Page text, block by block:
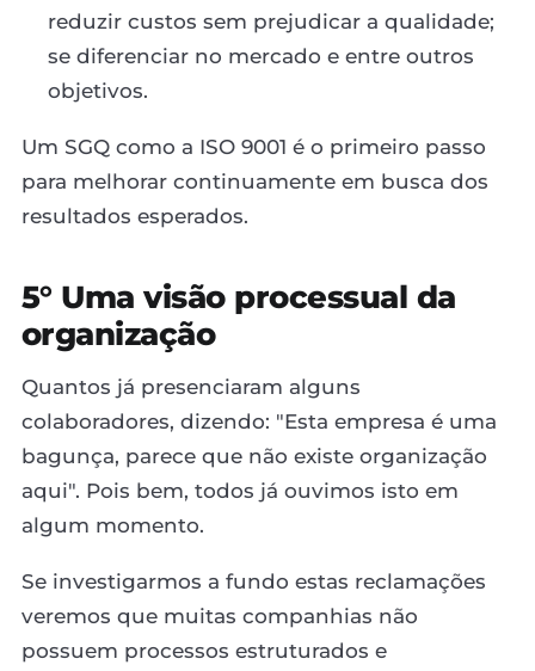
reduzir custos sem prejudicar a qualidade;
se diferenciar no mercado e entre outros
objetivos.
Um SGQ como a ISO 9001 é o primeiro passo
para melhorar continuamente em busca dos
resultados esperados.
5° Uma visão processual da
organização
Quantos já presenciaram alguns
colaboradores, dizendo: "Esta empresa é uma
bagunça, parece que não existe organização
aqui". Pois bem, todos já ouvimos isto em
algum momento.
Se investigarmos a fundo estas reclamações
veremos que muitas companhias não
possuem processos estruturados e